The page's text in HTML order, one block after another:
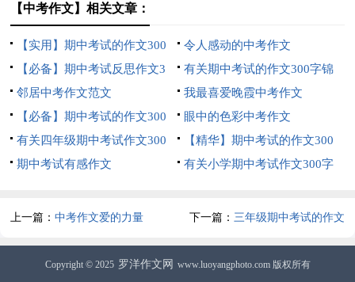
【中考作文】相关文章：
【实用】期中考试的作文300
字集合五篇
令人感动的中考作文
【必备】期中考试反思作文3
篇
有关期中考试的作文300字锦
集七篇
邻居中考作文范文
我最喜爱晚霞中考作文
【必备】期中考试的作文300
字集合六篇
眼中的色彩中考作文
有关四年级期中考试作文300
字合集6篇
【精华】期中考试的作文300
字锦集5篇
期中考试有感作文
有关小学期中考试作文300字
上一篇：中考作文爱的力量 下一篇： 三年级期中考试的作文
300字汇总10篇
Copyright © 2025 罗洋作文网 www.luoyangphoto.com 版权所有